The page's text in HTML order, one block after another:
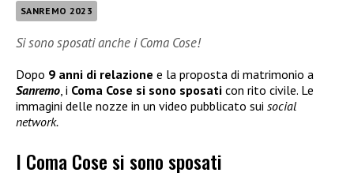
SANREMO 2023
Si sono sposati anche i Coma Cose!
Dopo 9 anni di relazione e la proposta di matrimonio a
Sanremo, i Coma Cose si sono sposati con rito civile. Le
immagini delle nozze in un video pubblicato sui social
network.
I Coma Cose si sono sposati